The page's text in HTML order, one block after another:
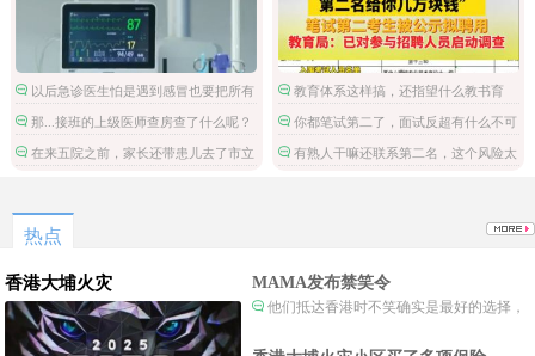
以后急诊医生怕是遇到感冒也要把所有
检查都做了。
那...接班的上级医师查房查了什么呢？
在来五院之前，家长还带患儿去了市立
教育体系这样搞，还指望什么教书育
人。你都笔试第二了，面试反超有什么不可
能的，非要多此一举。
有熟人干嘛还联系第二名，这个风险太
热点
香港大埔火灾 MAMA发布禁笑令
他们抵达香港时不笑确实是最好的选择，